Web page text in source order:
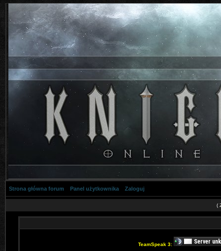
Strona główna forum Panel użytkownika Zaloguj
(
TeamSpeak 3: